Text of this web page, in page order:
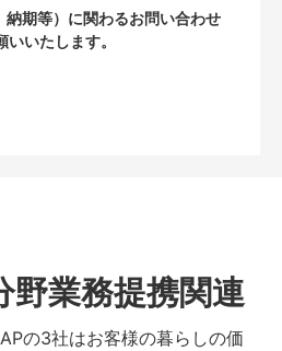
期等）に関わるお問い合わせ
いいたします。
野業務提携関連
の3社はお客様の暮らしの価